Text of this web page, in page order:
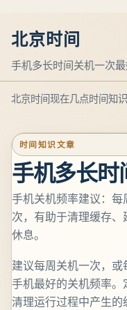
北京时间
手机多长时间关机一次
北京时间现在几点时间知
时间知识文章
手机多长
手机关机频率建议：
次，有助于清理缓存
休息。
建议每周关机一次，
手机最好的关机频率。
清理运行过程中产生